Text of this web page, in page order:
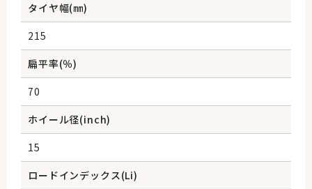
タイヤ幅(㎜)
215
扁平率(％)
70
ホイール径(inch)
15
ロードインデックス(Li)